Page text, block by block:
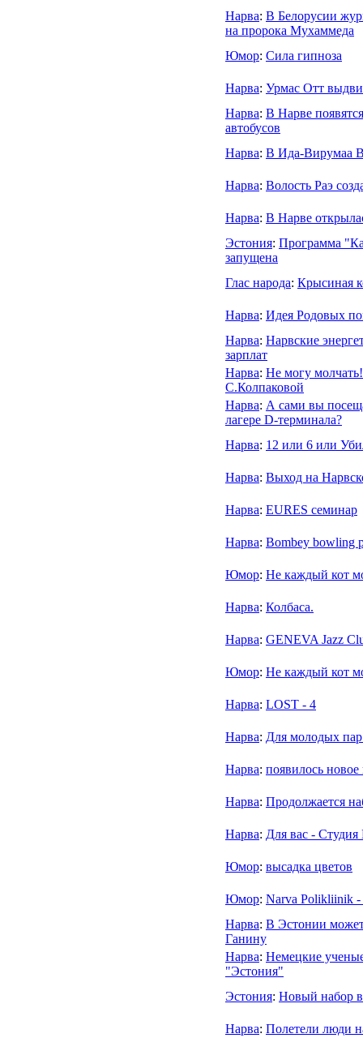
Нарва: В Белорусии
на пророка Мухаммеда
Юмор: Сила гипноза
Нарва: Урмас Отт
Нарва: В Нарве
автобусов
Нарва: В Ида-Вирумаа
Нарва: Волость Раэ
Нарва: В Нарве
Эстония: Программа
запущена
Глас народа: Крысиная
Нарва: Идея Родовых
Нарва: Нарвские
зарплат
Нарва: Не могу
С.Колпаковой
Нарва: А сами вы
лагере D-терминала?
Нарва: 12 или 6 или
Нарва: Выход на
Нарва: EURES семинар
Нарва: Bombey bowling
Юмор: Не каждый кот
Нарва: Колбаса.
Нарва: GENEVA Jazz
Юмор: Не каждый кот
Нарва: LOST - 4
Нарва: Для молодых
Нарва: появилось
Нарва: Продолжается
Нарва: Для вас - Студия
Юмор: высадка цветов
Юмор: Narva Polikliinik -
Нарва: В Эстонии
Ганину
Нарва: Немецкие
"Эстония"
Эстония: Новый набор в
Нарва: Полетели люди